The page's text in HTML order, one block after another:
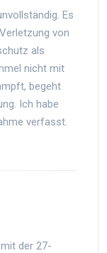
Es
von
als
nicht mit
begeht
Ich habe
verfasst.
der 27-